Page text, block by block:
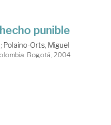
punible
; Polaino-Orts, Miguel
Bogotá, 2004